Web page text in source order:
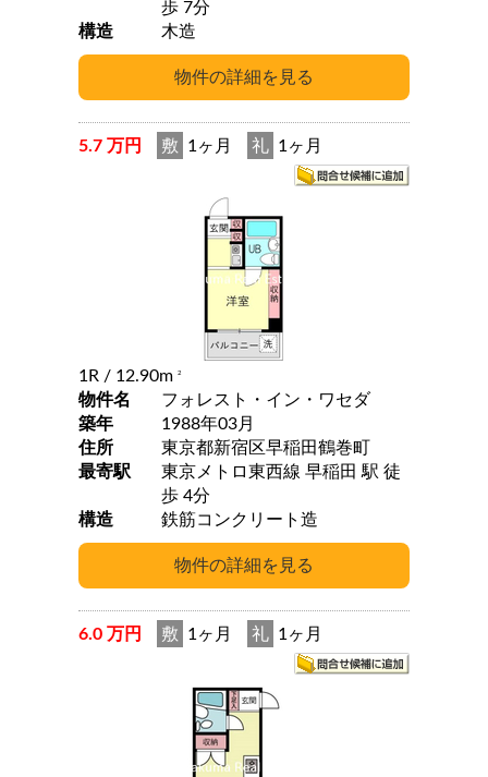
歩 7分
構造
木造
5.7 万円 敷 1ヶ月 礼 1ヶ月
1R / 12.90m 2
物件名
フォレスト・イン・ワセダ
築年
1988年03月
住所
東京都新宿区早稲田鶴巻町
最寄駅
東京メトロ東西線 早稲田 駅 徒
歩 4分
構造
鉄筋コンクリート造
6.0 万円 敷 1ヶ月 礼 1ヶ月